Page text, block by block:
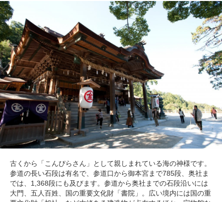
古くから「こんぴらさん」として親しまれている海の神様です。
参道の長い石段は有名で、参道口から御本宮まで785段、奥社ま
では、1,368段にも及びます。参道から奥社までの石段沿いには
大門、五人百姓、国の重要文化財「書院」。広い境内には国の重